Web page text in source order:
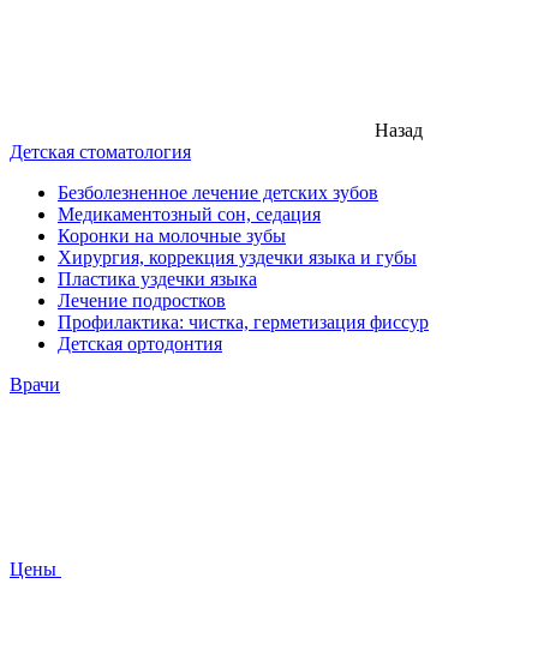
Назад
Детская стоматология
Безболезненное лечение детских зубов
Медикаментозный сон, седация
Коронки на молочные зубы
Хирургия, коррекция уздечки языка и губы
Пластика уздечки языка
Лечение подростков
Профилактика: чистка, герметизация фиссур
Детская ортодонтия
Врачи
Цены